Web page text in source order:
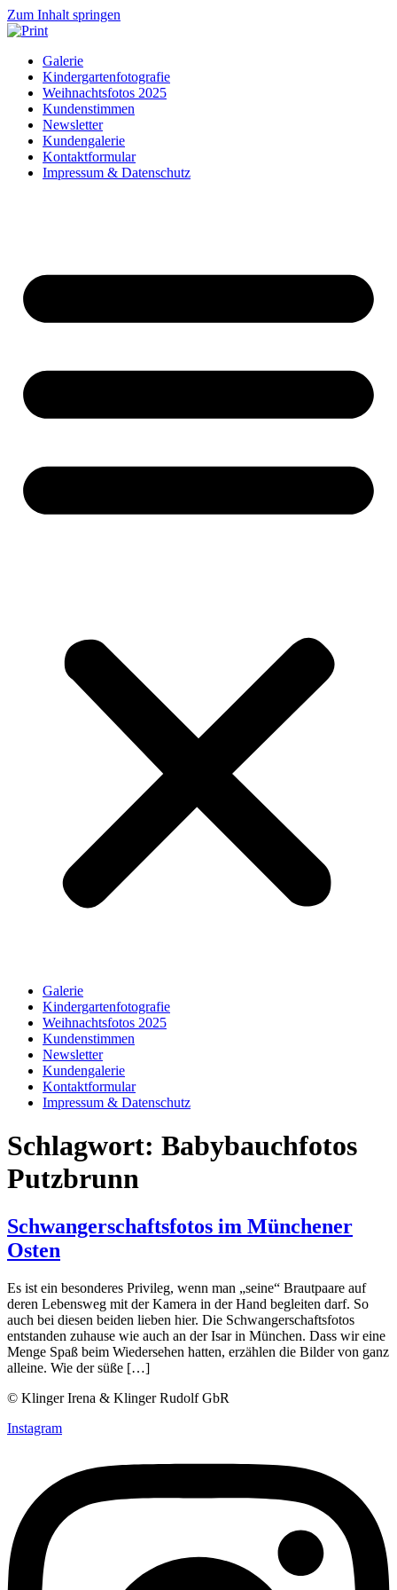
Zum Inhalt springen
Galerie
Kindergartenfotografie
Weihnachtsfotos 2025
Kundenstimmen
Newsletter
Kundengalerie
Kontaktformular
Impressum & Datenschutz
Galerie
Kindergartenfotografie
Weihnachtsfotos 2025
Kundenstimmen
Newsletter
Kundengalerie
Kontaktformular
Impressum & Datenschutz
Schlagwort: Babybauchfotos
Putzbrunn
Schwangerschaftsfotos im Münchener
Osten
Es ist ein besonderes Privileg, wenn man „seine“ Brautpaare auf
deren Lebensweg mit der Kamera in der Hand begleiten darf. So
auch bei diesen beiden lieben hier. Die Schwangerschaftsfotos
entstanden zuhause wie auch an der Isar in München. Dass wir eine
Menge Spaß beim Wiedersehen hatten, erzählen die Bilder von ganz
alleine. Wie der süße […]
© Klinger Irena & Klinger Rudolf GbR
Instagram